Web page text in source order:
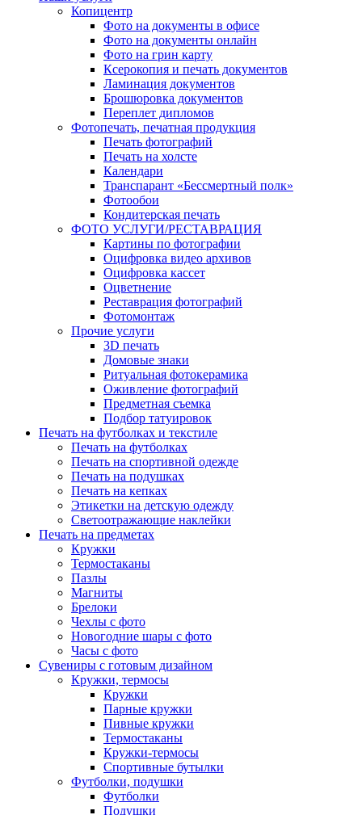
Копицентр
Фото на документы в офисе
Фото на документы онлайн
Фото на грин карту
Ксерокопия и печать документов
Ламинация документов
Брошюровка документов
Переплет дипломов
Фотопечать, печатная продукция
Печать фотографий
Печать на холсте
Календари
Транспарант «Бессмертный полк»
Фотообои
Кондитерская печать
ФОТО УСЛУГИ/РЕСТАВРАЦИЯ
Картины по фотографии
Оцифровка видео архивов
Оцифровка кассет
Оцветнение
Реставрация фотографий
Фотомонтаж
Прочие услуги
3D печать
Домовые знаки
Ритуальная фотокерамика
Оживление фотографий
Предметная съемка
Подбор татуировок
Печать на футболках и текстиле
Печать на футболках
Печать на спортивной одежде
Печать на подушках
Печать на кепках
Этикетки на детскую одежду
Светоотражающие наклейки
Печать на предметах
Кружки
Термостаканы
Пазлы
Магниты
Брелоки
Чехлы с фото
Новогодние шары с фото
Часы с фото
Сувениры с готовым дизайном
Кружки, термосы
Кружки
Парные кружки
Пивные кружки
Термостаканы
Кружки-термосы
Спортивные бутылки
Футболки, подушки
Футболки
Подушки